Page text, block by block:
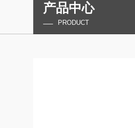
产品中心
PRODUCT